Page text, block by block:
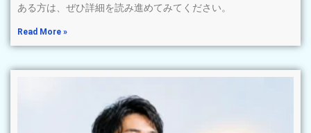
ある方は、ぜひ詳細を読み進めてみてください。
Read More »